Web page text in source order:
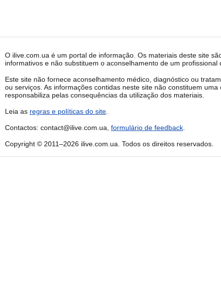
O ilive.com.ua é um portal de informação. Os materiais deste site
informativos e não substituem o aconselhamento de um profissional
Este site não fornece aconselhamento médico, diagnóstico ou
ou serviços. As informações contidas neste site não constituem
responsabiliza pelas consequências da utilização dos materiais.
Leia as regras e políticas do site
Contactos: contact@ilive.com.ua, formulário de feedback
Copyright © 2011–2026 ilive.com.ua. Todos os direitos reservados.